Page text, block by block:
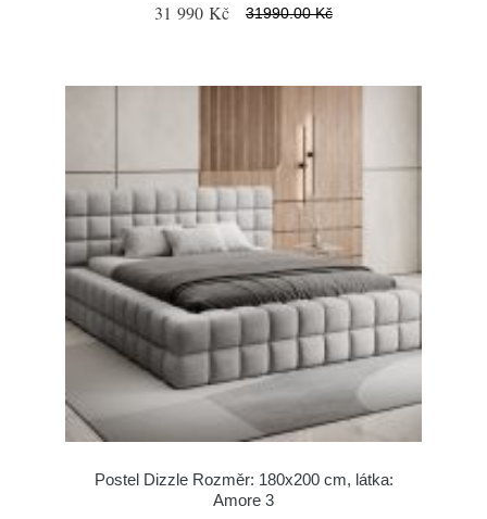
31 990 Kč 31990.00 Kč
Postel Dizzle Rozměr: 180x200 cm, látka:
Amore 3